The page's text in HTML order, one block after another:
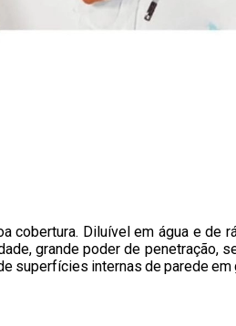
cobertura. Diluível em água e
grande poder de penetração,
superfícies internas de parede em